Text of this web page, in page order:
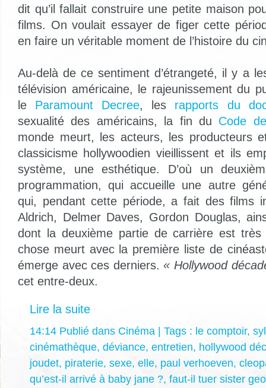
dit qu’il fallait construire une petite maison
films. On voulait essayer de figer cette
en faire un véritable moment de l’histoire du
Au-delà de ce sentiment d’étrangeté, il y a
télévision américaine, le rajeunissement du
le Paramount Decree, les rapports du
sexualité des américains, la fin du Code
monde meurt, les acteurs, les producteurs
classicisme hollywoodien vieillissent et ils
système, une esthétique. D’où un
programmation, qui accueille une autre
qui, pendant cette période, a fait des films
Aldrich, Delmer Daves, Gordon Douglas,
dont la deuxième partie de carrière est très
chose meurt avec la première liste de
émerge avec ces derniers. « Hollywood
cet entre-deux.
Lire la suite
14:14 Publié dans Cinéma | Tags : le comptoir,
cinémathèque, déviance, entretien, hollywood
joudet, piraterie, sexe, elle, paul verhoeven,
qu’est-il arrivé à baby jane ?, faut-il tuer sister